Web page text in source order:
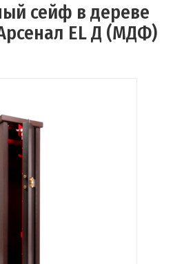
сейф в дереве
EL Д (МДФ)